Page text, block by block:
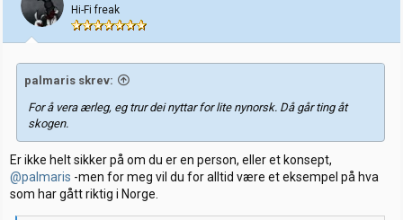
r
Hi-Fi freak
palmaris skrev:
For å vera ærleg, eg trur dei nyttar for lite nynorsk. Då går ting åt
skogen.
Er ikke helt sikker på om du er en person, eller et konsept,
@palmaris -men for meg vil du for alltid være et eksempel på hva
som har gått riktig i Norge.